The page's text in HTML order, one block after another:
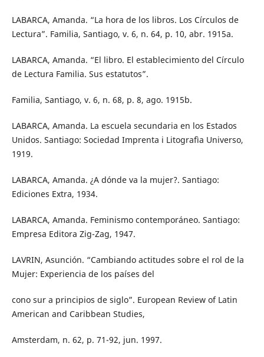
LABARCA, Amanda. “La hora de los libros. Los Círculos de
Lectura”. Familia, Santiago, v. 6, n. 64, p. 10, abr. 1915a.
LABARCA, Amanda. “El libro. El establecimiento del Círculo
de Lectura Familia. Sus estatutos”.
Familia, Santiago, v. 6, n. 68, p. 8, ago. 1915b.
LABARCA, Amanda. La escuela secundaria en los Estados
Unidos. Santiago: Sociedad Imprenta i Litografìa Universo,
1919.
LABARCA, Amanda. ¿A dónde va la mujer?. Santiago:
Ediciones Extra, 1934.
LABARCA, Amanda. Feminismo contemporáneo. Santiago:
Empresa Editora Zig-Zag, 1947.
LAVRIN, Asunción. “Cambiando actitudes sobre el rol de la
Mujer: Experiencia de los países del
cono sur a principios de siglo”. European Review of Latin
American and Caribbean Studies,
Amsterdam, n. 62, p. 71-92, jun. 1997.